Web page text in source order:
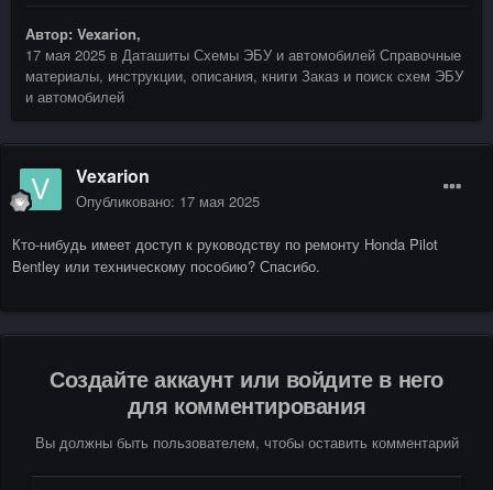
Автор: Vexarion,
17 мая 2025 в Даташиты Схемы ЭБУ и автомобилей Справочные
материалы, инструкции, описания, книги Заказ и поиск схем ЭБУ
и автомобилей
Vexarion
Опубликовано: 17 мая 2025
Кто-нибудь имеет доступ к руководству по ремонту Honda Pilot
Bentley или техническому пособию? Спасибо.
Создайте аккаунт или войдите в него
для комментирования
Вы должны быть пользователем, чтобы оставить комментарий